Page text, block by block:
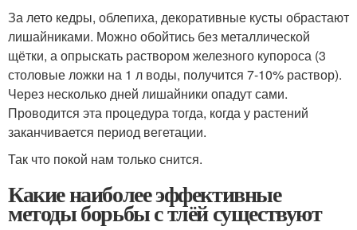
За лето кедры, облепиха, декоративные кусты обрастают
лишайниками. Можно обойтись без металлической
щётки, а опрыскать раствором железного купороса (3
столовые ложки на 1 л воды, получится 7-10% раствор).
Через несколько дней лишайники опадут сами.
Проводится эта процедура тогда, когда у растений
заканчивается период вегетации.
Так что покой нам только снится.
Какие наиболее эффективные
методы борьбы с тлёй существуют